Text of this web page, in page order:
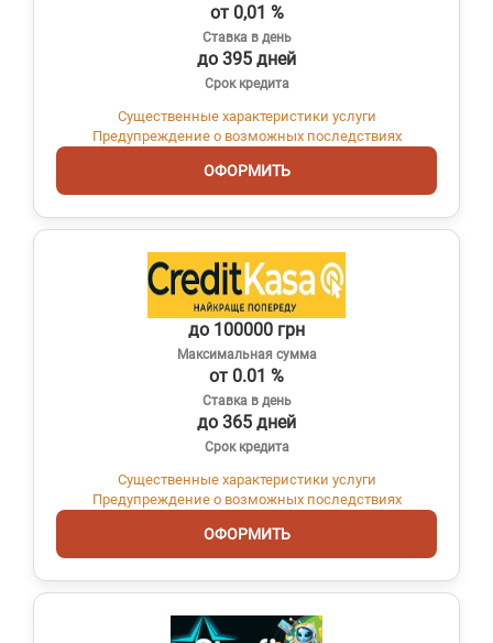
от 0,01 %
Ставка в день
до 395 дней
Срок кредита
Существенные характеристики услуги
Предупреждение о возможных последствиях
ОФОРМИТЬ
до 100000 грн
Максимальная сумма
от 0.01 %
Ставка в день
до 365 дней
Срок кредита
Существенные характеристики услуги
Предупреждение о возможных последствиях
ОФОРМИТЬ